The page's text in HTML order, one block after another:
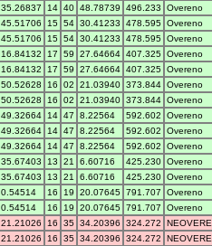
35.26837 14 40 48.78739 496.233
Overeno
45.51706 15 54 30.41233 478.595 Overeno
45.51706 15 54 30.41233 478.595 Overeno
16.84132 17 59 27.64664 407.325 Overeno
16.84132 17 59 27.64664 407.325 Overeno
50.52628 16 02 21.03940 373.844 Overeno
50.52628 16 02 21.03940 373.844 Overeno
49.32664 14 47 8.22564 592.602
Overeno
49.32664 14 47 8.22564 592.602
Overeno
49.32664 14 47 8.22564 592.602
Overeno
35.67403 13 21 6.60716 425.230 Overeno
35.67403 13 21 6.60716 425.230 Overeno
0.54514 16 19 20.07645 791.707
Overeno
0.54514 16 19 20.07645 791.707
Overeno
21.21026 16 35 34.20396 324.272
21.21026 16 35 34.20396 324.272